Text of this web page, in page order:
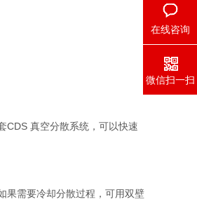
CDS 真空分散系统，可以快速
果需要冷却分散过程，可用双壁
在线咨询
微信扫一扫